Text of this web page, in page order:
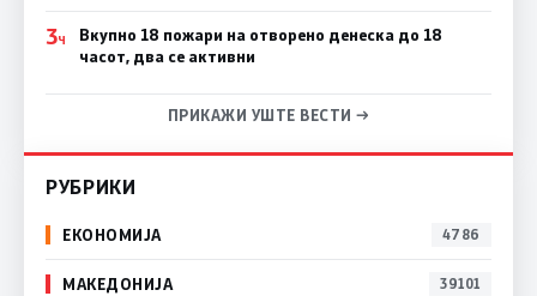
3Ч
Вкупно 18 пожари на отворено денеска до 18
часот, два се активни
ПРИКАЖИ УШТЕ ВЕСТИ →
РУБРИКИ
ЕКОНОМИЈА 4786
МАКЕДОНИЈА 39101